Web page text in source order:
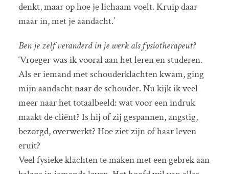
denkt, maar op hoe je lichaam voelt. Kruip daar
maar in, met je aandacht.’
Ben je zelf veranderd in je werk als fysiotherapeut?
‘Vroeger was ik vooral aan het leren en studeren.
Als er iemand met schouderklachten kwam, ging
mijn aandacht naar de schouder. Nu kijk ik veel
meer naar het totaalbeeld: wat voor een indruk
maakt de cliënt? Is hij of zij gespannen, angstig,
bezorgd, overwerkt? Hoe ziet zijn of haar leven
eruit?
Veel fysieke klachten te maken met een gebrek aan